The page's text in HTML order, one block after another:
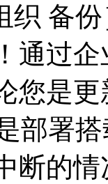
备份
通过
您是
部署
断的